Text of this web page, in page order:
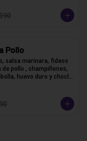
Pollo
salsa marinara, fideos
de pollo , champiñones,
huevo duro y choclo